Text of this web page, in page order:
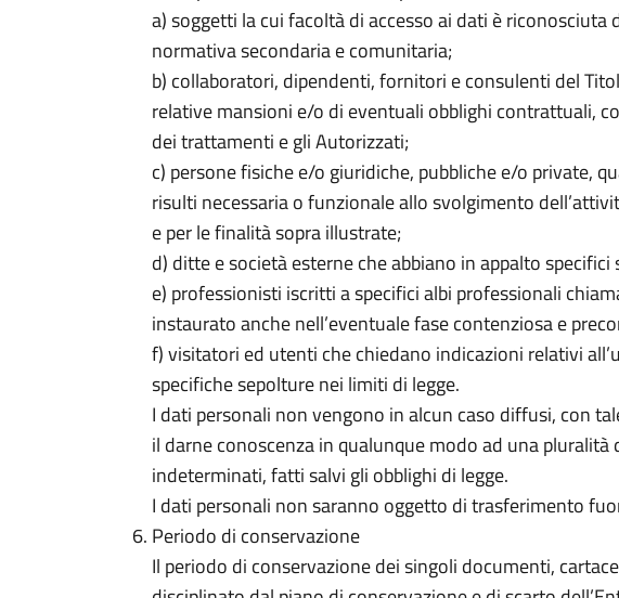
a) soggetti la cui facoltà di accesso ai dati è riconosciuta
normativa secondaria e comunitaria;
b) collaboratori, dipendenti, fornitori e consulenti del
relative mansioni e/o di eventuali obblighi contrattuali,
dei trattamenti e gli Autorizzati;
c) persone fisiche e/o giuridiche, pubbliche e/o private,
risulti necessaria o funzionale allo svolgimento
e per le finalità sopra illustrate;
d) ditte e società esterne che abbiano in appalto
e) professionisti iscritti a specifici albi professionali
instaurato anche nell’eventuale fase contenziosa e
f) visitatori ed utenti che chiedano indicazioni relativi
specifiche sepolture nei limiti di legge.
I dati personali non vengono in alcun caso diffusi, con
il darne conoscenza in qualunque modo ad una pluralità
indeterminati, fatti salvi gli obblighi di legge.
I dati personali non saranno oggetto di trasferimento
Periodo di conservazione
Il periodo di conservazione dei singoli documenti,